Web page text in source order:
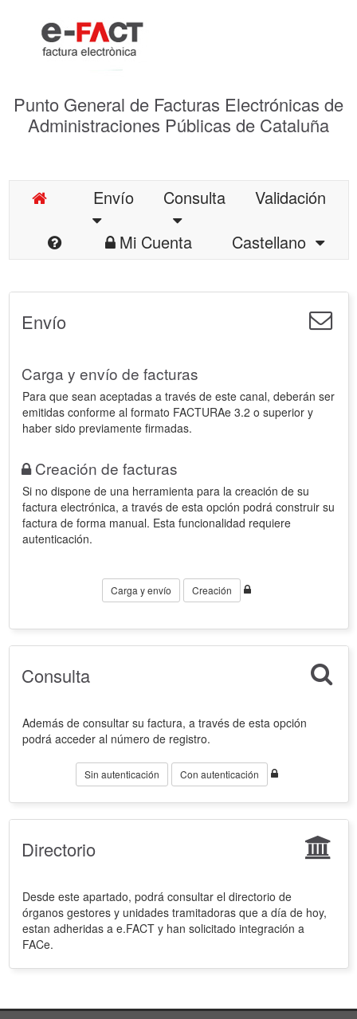
Punto General de Facturas Electrónicas de
Administraciones Públicas de Cataluña
Envío Consulta
Validación
Mi Cuenta
Castellano
Envío
Carga y envío de facturas
Para que sean aceptadas a través de este canal, deberán ser
emitidas conforme al formato FACTURAe 3.2 o superior y
haber sido previamente firmadas.
Creación de facturas
Si no dispone de una herramienta para la creación de su
factura electrónica, a través de esta opción podrá construir su
factura de forma manual. Esta funcionalidad requiere
autenticación.
Carga y envío Creación
Consulta
Además de consultar su factura, a través de esta opción
podrá acceder al número de registro.
Sin autenticación Con autenticación
Directorio
Desde este apartado, podrá consultar el directorio de
órganos gestores y unidades tramitadoras que a día de hoy,
estan adheridas a e.FACT y han solicitado integración a
FACe.